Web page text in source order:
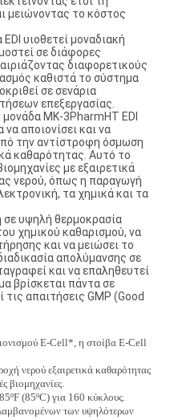
μειώνοντας το κόστος
υιοθετεί μοναδιακή
σε διάφορες
διαφορετικούς
καθιστά το σύστημα
σε σενάρια
επεξεργασίας.
MK-3PharmHT EDI
αποιονίσει και να
την αντίστροφη όσμωση
καθαρότητας. Αυτό το
με εξαιρετικά
νερού, όπως η παραγωγή
τα χημικά και τα
υψηλή θερμοκρασία
χημικού καθαρισμού, να
και να μειώσει το
απολύμανσης σε
και να επαληθευτεί
βρίσκεται πάντα σε
απαιτήσεις GMP (Good
E-Cell*, η στοίβα E-Cell
νερού εξαιρετικά καθαρότητας
βιομηχανίες.
(85ºC) για 160 κύκλους.
των υψηλότερων